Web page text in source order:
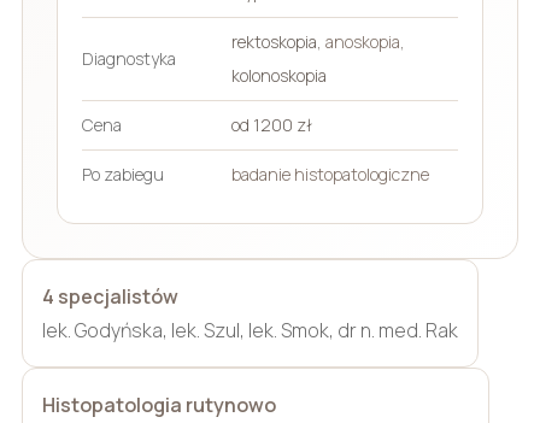
Diagnostyka
rektoskopia, anoskopia
kolonoskopia
Cena od 1200 zł
Po zabiegu badanie histopatologiczne
4 specjalistów
lek. Godyńska, lek. Szul, lek. Smok, dr n. med. Rak
Histopatologia rutynowo